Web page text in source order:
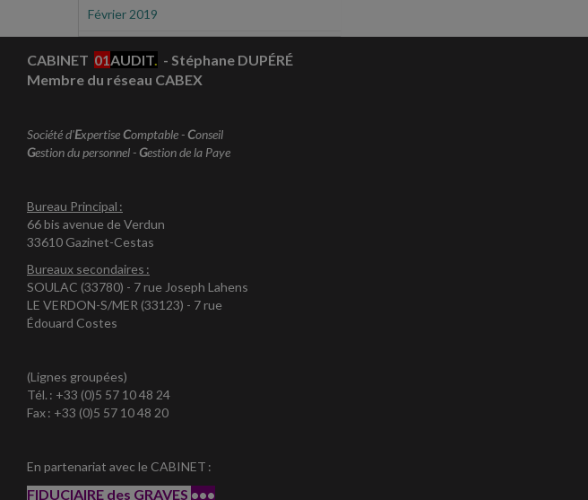
Février 2019
CABINET 01AUDIT. - Stéphane DUPÉRÉ
Membre du réseau CABEX
Société d'ExpertiseComptable -Conseil
Gestion du personnel -Gestion de la Paye
Bureau Principal :
66 bis avenue de Verdun
33610 Gazinet-Cestas
Bureaux secondaires :
SOULAC (33780) - 7 rue Joseph Lahens
LE VERDON-S/MER (33123) - 7 rue
Édouard Costes
(Lignes groupées)
Tél. : +33 (0)5 57 10 48 24
Fax : +33 (0)5 57 10 48 20
En partenariat avec le CABINET :
FIDUCIAIRE des GRAVES •••